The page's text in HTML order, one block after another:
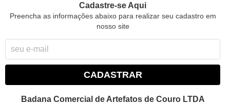
Cadastre-se Aqui
Preencha as informações abaixo para realizar seu cadastro em
nosso site
CADASTRAR
Badana Comercial de Artefatos de Couro LTDA